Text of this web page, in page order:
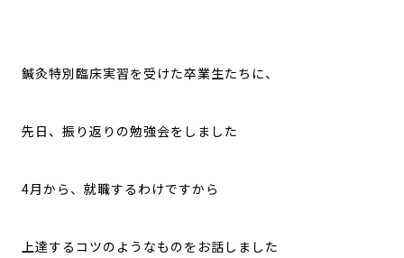
鍼灸特別臨床実習を受けた卒業生たちに、
先日、振り返りの勉強会をしました
4月から、就職するわけですから
上達するコツのようなものをお話しました